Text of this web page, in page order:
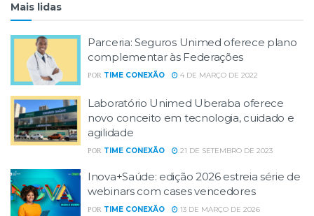
Mais lidas
Parceria: Seguros Unimed oferece plano
complementar às Federações
POR TIME CONEXÃO 4 DE MARÇO DE 2022
Laboratório Unimed Uberaba oferece
novo conceito em tecnologia, cuidado e
agilidade
POR TIME CONEXÃO 21 DE SETEMBRO DE 2023
Inova+Saúde: edição 2026 estreia série de
webinars com cases vencedores
POR TIME CONEXÃO 13 DE MARÇO DE 2026